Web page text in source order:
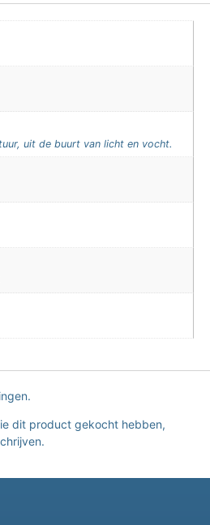
uit de buurt van licht en vocht.
dit product gekocht hebben,